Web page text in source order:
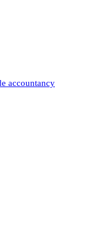
accountancy